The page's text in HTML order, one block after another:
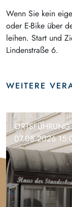
Wenn Sie kein
oder E-Bike über
leihen. Start und
Lindenstraße 6.
WEITERE
ORTSFÜHRUNG
07.08.2026